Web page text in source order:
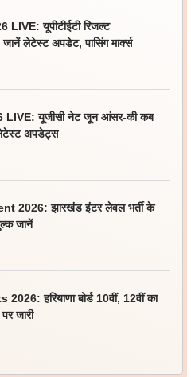
यूपीटीईटी रिजल्ट
लेटेस्ट अपडेट, पासिंग मार्क्स
यूजीसी नेट जून आंसर-की कब
लेटेस्ट अपडेट्स
2026: झारखंड इंटर लेवल भर्ती के
जानें
हरियाणा बोर्ड 10वीं, 12वीं का
जारी